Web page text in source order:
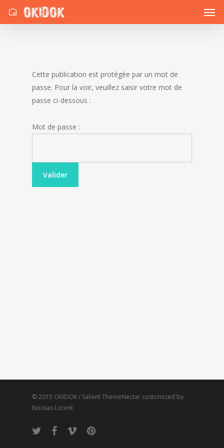
Cette publication est protégée par un mot de
passe. Pour la voir, veuillez saisir votre mot de
passe ci-dessous :
Mot de passe :
© 2015 OKIDOK / Salient ThemeNectar customized by
Nicolas Lorent